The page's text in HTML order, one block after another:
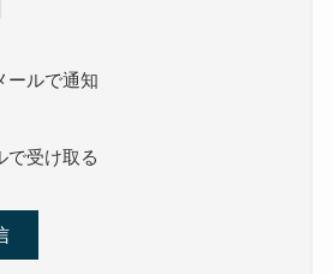
ールで通知
で受け取る